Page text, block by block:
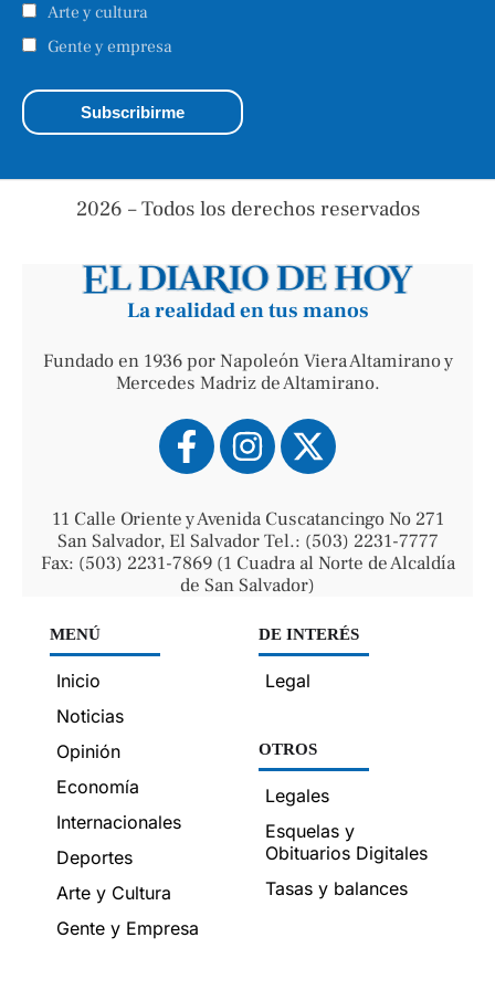
Arte y cultura
Gente y empresa
2026 – Todos los derechos reservados
La realidad en tus manos
Fundado en 1936 por Napoleón Viera Altamirano y
Mercedes Madriz de Altamirano.
11 Calle Oriente y Avenida Cuscatancingo No 271
San Salvador, El Salvador Tel.: (503) 2231-7777
Fax: (503) 2231-7869 (1 Cuadra al Norte de Alcaldía
de San Salvador)
MENÚ
Inicio
Noticias
Opinión
Economía
Internacionales
Deportes
Arte y Cultura
Gente y Empresa
DE INTERÉS
Legal
OTROS
Legales
Esquelas y
Obituarios Digitales
Tasas y balances